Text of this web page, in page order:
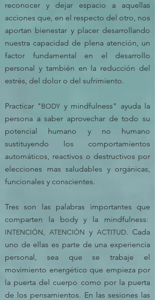
reconocer y dejar espacio a aquellas
acciones que, en el respecto del otro, nos
aportan bienestar y placer desarrollando
nuestra capacidad de plena atención, un
factor fundamental en el desarrollo
personal y también en la reducción del
estrés, del dolor o del sufrimiento.
Practicar "BODY y mindfulness" ayuda la
persona a saber aprovechar de todo su
potencial humano y no humano
sustituyendo los comportamientos
automáticos, reactivos o destructivos por
elecciones mas saludables y orgánicas,
funcionales y conscientes.
Tres son las palabras importantes que
comparten la body y la mindfulness:
INTENCIÓN, ATENCIÓN y ACTITUD. Cada
uno de ellas es parte de una experiencia
personal, sea que se trabaje el
movimiento energético que empieza por
la puerta del cuerpo como por la puerta
de los pensamientos. En las sesiones las